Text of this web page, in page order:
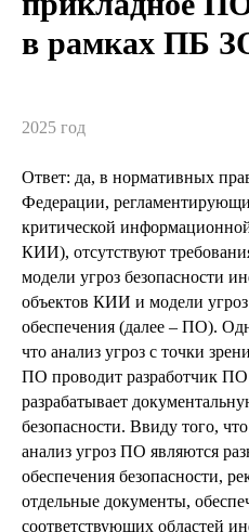
в рамках ПБ
2025 год
Ответ: да, в нормативных
Федерации,
критической
КИИ), отсутствуют
модели угроз безопасности
объектов КИИ и модели
обеспечения (далее – ПО).
что анализ угроз с точки
ПО проводит разработчик ПО
разрабатывает
безопасности. Ввиду того,
анализ угроз ПО являются
обеспечения безопасности,
отдельные документы,
соответствующих областей